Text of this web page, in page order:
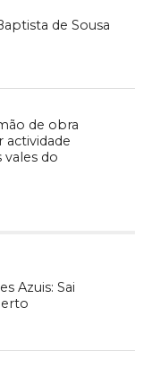
de Sousa
de obra
actividade
do
Azuis: Sai